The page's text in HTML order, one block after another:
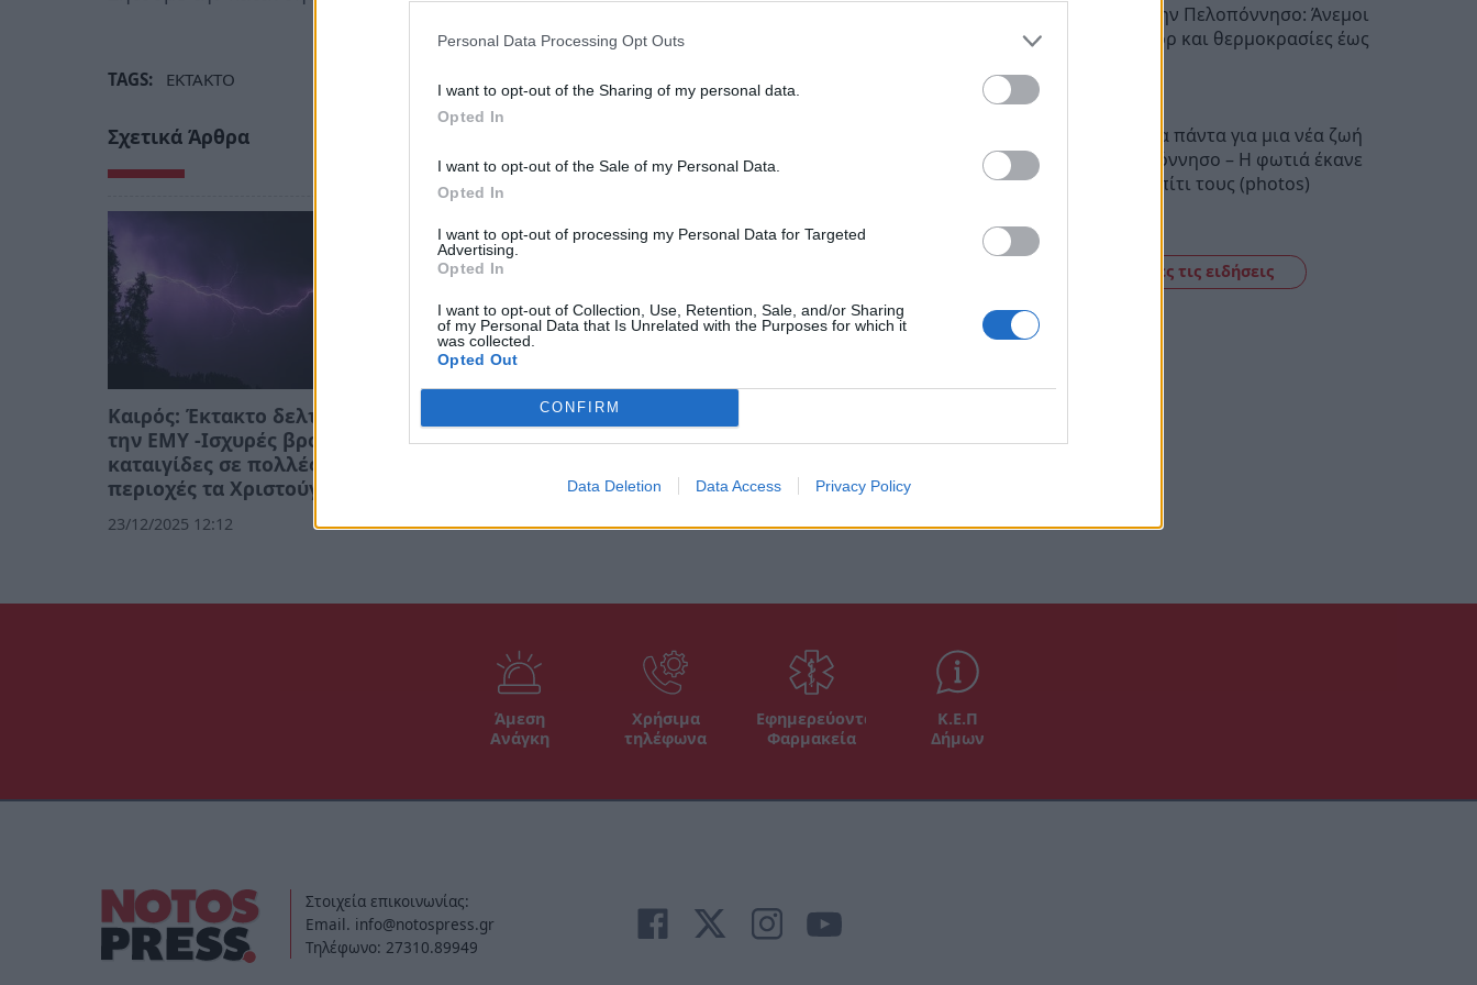
Personal Data Processing Opt Outs
I want to opt-out of the Sharing of my personal data.
Opted In
I want to opt-out of the Sale of my Personal Data.
Opted In
I want to opt-out of processing my Personal Data for Targeted
Advertising.
Opted In
I want to opt-out of Collection, Use, Retention, Sale, and/or Sharing
of my Personal Data that Is Unrelated with the Purposes for which it
was collected.
Opted Out
CONFIRM
Data Deletion Data Access Privacy Policy
TAGS: ΕΚΤΑΚΤΟ
Σχετικά Άρθρα
Καιρός: Έκτακτο δελτίο από
την ΕΜΥ -Ισχυρές βροχές και
καταιγίδες σε πολλές
περιοχές τα Χριστούγεννα
23/12/2025 12:12
Ο καιρός στην Πελοπόννησο: Άνεμοι
έως 5 μποφόρ και θερμοκρασίες έως
Πούλησαν τα πάντα για μια νέα ζωή
στην Πελοπόννησο – Η φωτιά έκανε
στάχτη το σπίτι τους (photos)
Δείτε όλες τις ειδήσεις
Άμεση
Ανάγκη
Χρήσιμα
τηλέφωνα
Εφημερεύοντα
Φαρμακεία
Κ.Ε.Π
Δήμων
Στοιχεία επικοινωνίας:
Email. info@notospress.gr
Τηλέφωνο: 27310.89949